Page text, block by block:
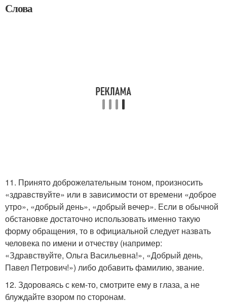
Слова
11. Принято доброжелательным тоном, произносить
«здравствуйте» или в зависимости от времени «доброе
утро», «добрый день», «добрый вечер». Если в обычной
обстановке достаточно использовать именно такую
форму обращения, то в официальной следует назвать
человека по имени и отчеству (например:
«Здравствуйте, Ольга Васильевна!», «Добрый день,
Павел Петрович!») либо добавить фамилию, звание.
12. Здороваясь с кем-то, смотрите ему в глаза, а не
блуждайте взором по сторонам.